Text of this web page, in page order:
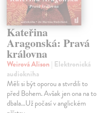
Kateřina
Aragonská: Pravá
královna
Weirová Alison | Elektronická
audiokniha
Měli si být oporou a stvrdili to
před Bohem. Avšak jen ona na to
dbala…Už počasí v anglickém